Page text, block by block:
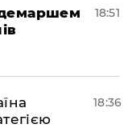
18:51
18:36